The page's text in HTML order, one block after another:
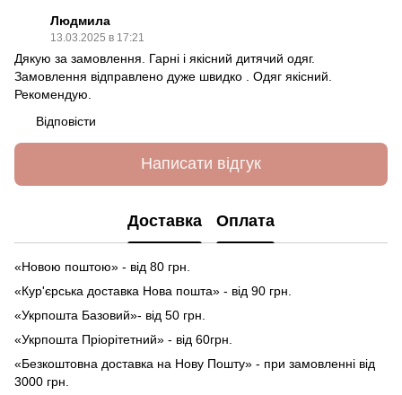
Людмила
13.03.2025 в 17:21
Дякую за замовлення. Гарні і якісний дитячий одяг.
Замовлення відправлено дуже швидко . Одяг якісний.
Рекомендую.
Відповісти
Написати відгук
Доставка Оплата
«Новою поштою» - від 80 грн.
«Кур'єрська доставка Нова пошта» - від 90 грн.
«Укрпошта Базовий»- від 50 грн.
«Укрпошта Пріорітетний» - від 60грн.
«Безкоштовна доставка на Нову Пошту» - при замовленні від
3000 грн.